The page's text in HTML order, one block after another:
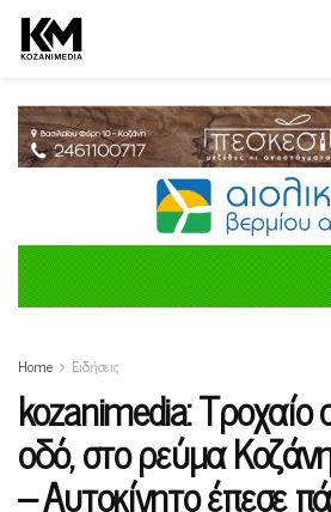
Home Ειδήσεις
kozanimedia: Τροχαίο
οδό, στο ρεύμα
– Αυτοκίνητο έπεσε